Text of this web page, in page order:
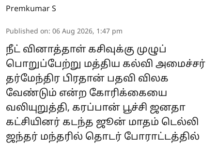
Premkumar S
Published on: 06 Aug 2026, 1:47 pm
நீட் வினாத்தாள் கசிவுக்கு முழுப்
பொறுப்பேற்று மத்திய கல்வி அமைச்சர்
தர்மேந்திர பிரதான் பதவி விலக
வேண்டும் என்ற கோரிக்கையை
வலியுறுத்தி, கரப்பான் பூச்சி ஜனதா
கட்சியினர் கடந்த ஜூன் மாதம் டெல்லி
ஜந்தர் மந்தரில் தொடர் போராட்டத்தில்